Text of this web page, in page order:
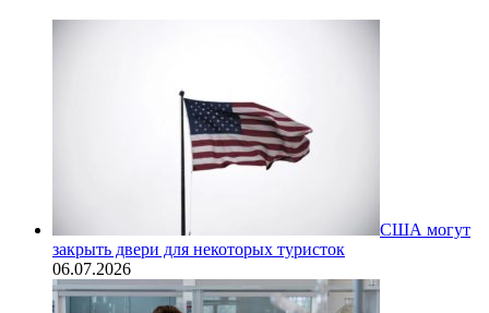
США могут
закрыть двери для некоторых туристок
06.07.2026